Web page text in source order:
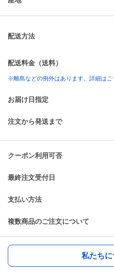
配送方法
配送料金（送料）
※離島などの例外はあります。詳細はこ
お届け日指定
注文から発送まで
クーポン利用可否
最終注文受付日
支払い方法
複数商品のご注文について
私たち